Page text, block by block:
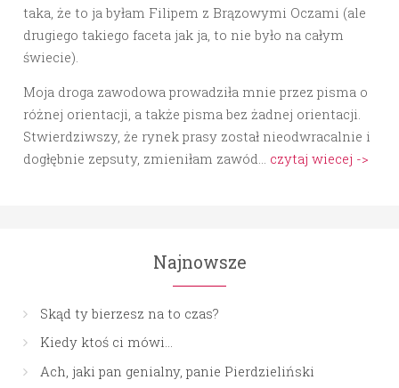
taka, że to ja byłam Filipem z Brązowymi Oczami (ale
drugiego takiego faceta jak ja, to nie było na całym
świecie).
Moja droga zawodowa prowadziła mnie przez pisma o
różnej orientacji, a także pisma bez żadnej orientacji.
Stwierdziwszy, że rynek prasy został nieodwracalnie i
dogłębnie zepsuty, zmieniłam zawód… czytaj wiecej ->
Najnowsze
Skąd ty bierzesz na to czas?
Kiedy ktoś ci mówi…
Ach, jaki pan genialny, panie Pierdzieliński